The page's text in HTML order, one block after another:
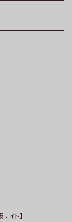
イト】